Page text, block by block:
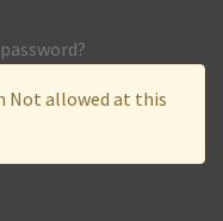
Not allowed at this